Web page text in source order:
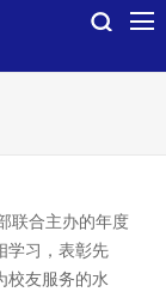
联合主办的年度
学习，表彰先
校友服务的水